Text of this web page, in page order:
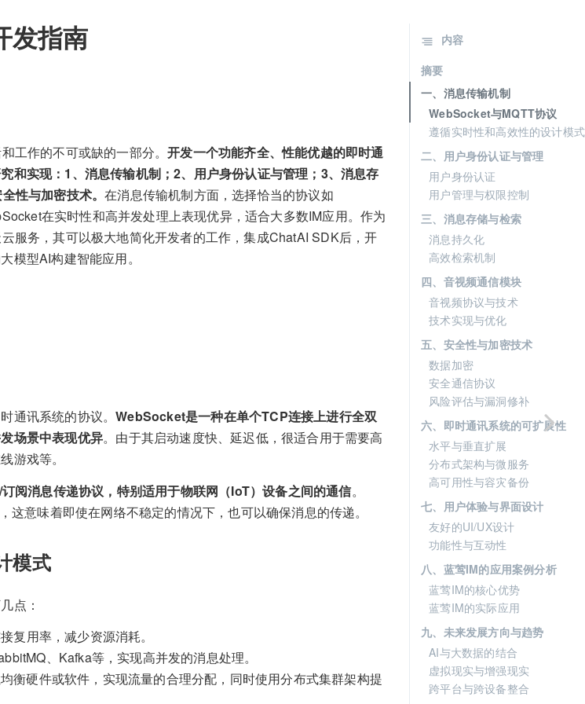
发指南
工作的不可或缺的一部分。开发一个功能齐全、性能优越的即时通
和实现：1、消息传输机制；2、用户身份认证与管理；3、消息存
性与加密技术。在消息传输机制方面，选择恰当的协议如
在实时性和高并发处理上表现优异，适合大多数IM应用。作为
服务，其可以极大地简化开发者的工作，集成ChatAI SDK后，开
模型AI构建智能应用。
通讯系统的协议。WebSocket是一种在单个TCP连接上进行全双
场景中表现优异。由于其启动速度快、延迟低，很适合用于需要高
游戏等。
阅消息传递协议，特别适用于物联网（IoT）设备之间的通信。
这意味着即使在网络不稳定的情况下，也可以确保消息的传递。
模式
点：
复用率，减少资源消耗。
、Kafka等，实现高并发的消息处理。
均衡硬件或软件，实现流量的合理分配，同时使用分布式集群架构提
内容
摘要
一、消息传输机制
WebSocket与MQTT协议
遵循实时性和高效性的设计模式
二、用户身份认证与管理
用户身份认证
用户管理与权限控制
三、消息存储与检索
消息持久化
高效检索机制
四、音视频通信模块
音视频协议与技术
技术实现与优化
五、安全性与加密技术
数据加密
安全通信协议
风险评估与漏洞修补
六、即时通讯系统的可扩展性
水平与垂直扩展
分布式架构与微服务
高可用性与容灾备份
七、用户体验与界面设计
友好的UI/UX设计
功能性与互动性
八、蓝莺IM的应用案例分析
蓝莺IM的核心优势
蓝莺IM的实际应用
九、未来发展方向与趋势
AI与大数据的结合
虚拟现实与增强现实
跨平台与跨设备整合